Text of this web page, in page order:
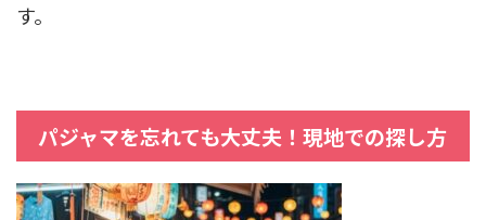
す。
パジャマを忘れても大丈夫！現地での探し方